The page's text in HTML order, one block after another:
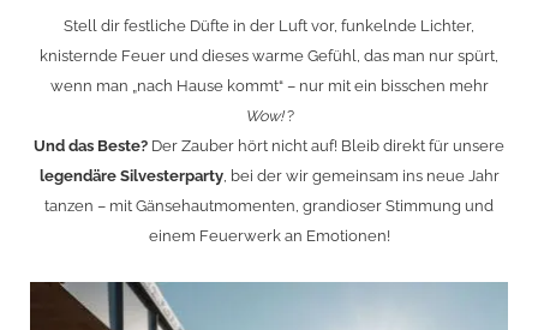
Stell dir festliche Düfte in der Luft vor, funkelnde Lichter,
knisternde Feuer und dieses warme Gefühl, das man nur spürt,
wenn man „nach Hause kommt“ – nur mit ein bisschen mehr
Wow!?
Und das Beste? Der Zauber hört nicht auf! Bleib direkt für unsere
legendäre Silvesterparty, bei der wir gemeinsam ins neue Jahr
tanzen – mit Gänsehautmomenten, grandioser Stimmung und
einem Feuerwerk an Emotionen!